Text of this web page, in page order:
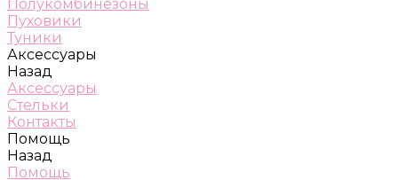
Полукомбинезоны
Пуховики
Туники
Аксессуары
Назад
Аксессуары
Стельки
Контакты
Помощь
Назад
Помощь